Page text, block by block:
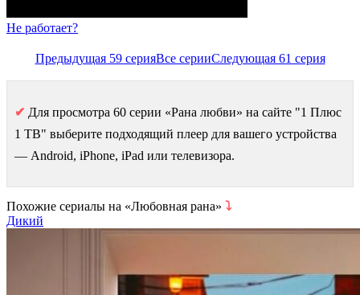
Не работает?
Предыдущая 59 серияВсе серииСледующая 61 серия
✔ Для просмотра 60 серии «Рана любви» на сайте "1 Плюс
1 ТВ" выберите подходящий плеер для вашего устройства
— Android, iPhone, iPad или телевизора.
Похожие сериалы на «Любовная рана» ⤵
Дикий